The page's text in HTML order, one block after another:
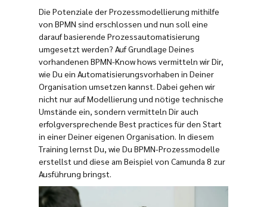
Die Potenziale der Prozessmodellierung mithilfe
von BPMN sind erschlossen und nun soll eine
darauf basierende Prozessautomatisierung
umgesetzt werden? Auf Grundlage Deines
vorhandenen BPMN-Know hows vermitteln wir Dir,
wie Du ein Automatisierungsvorhaben in Deiner
Organisation umsetzen kannst. Dabei gehen wir
nicht nur auf Modellierung und nötige technische
Umstände ein, sondern vermitteln Dir auch
erfolgversprechende Best practices für den Start
in einer Deiner eigenen Organisation. In diesem
Training lernst Du, wie Du BPMN-Prozessmodelle
erstellst und diese am Beispiel von Camunda 8 zur
Ausführung bringst.